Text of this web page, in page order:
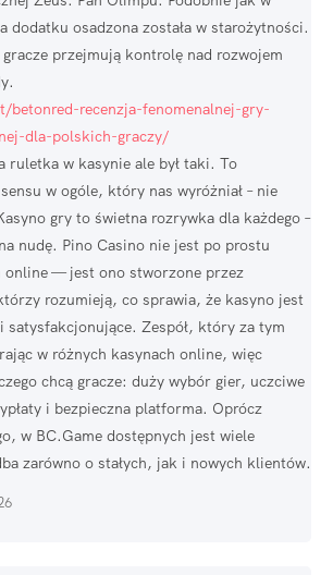
dodatku osadzona została w starożytności.
przejmują kontrolę nad rozwojem
betonred-recenzja-fenomenalnej-gry-
dla-polskich-graczy/
ruletka w kasynie ale był taki. To
w ogóle, który nas wyróżniał – nie
gry to świetna rozrywka dla każdego –
nudę. Pino Casino nie jest po prostu
online — jest ono stworzone przez
rozumieją, co sprawia, że kasyno jest
satysfakcjonujące. Zespół, który za tym
w różnych kasynach online, więc
chcą gracze: duży wybór gier, uczciwe
i bezpieczna platforma. Oprócz
w BC.Game dostępnych jest wiele
zarówno o stałych, jak i nowych klientów.